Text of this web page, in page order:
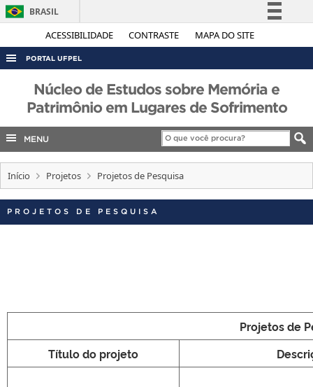
ACESSIBILIDADE CONTRASTE MAPA DO SITE
BRASIL
Simplifique!
Acesso à informação
Canais
PORTAL UFPEL
ACESSO À INFORMAÇÃO
AUDITORIA
CONCURSOS
EDITAIS
INTERNACIONAL
OUVIDORIA
Núcleo de Estudos sobre Memória e
Patrimônio em Lugares de Sofrimento
MENU
Início Projetos Projetos de Pesquisa
PROJETOS DE PESQUISA
Projetos de
Título do projeto